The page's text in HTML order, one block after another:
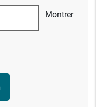
Montrer